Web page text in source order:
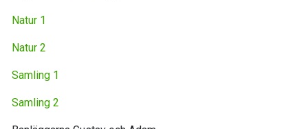
Natur 1
Natur 2
Samling 1
Samling 2